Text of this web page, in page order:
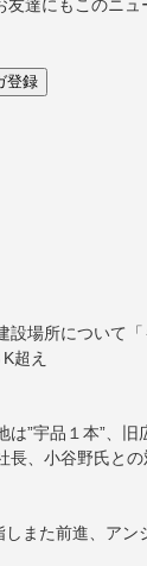
友達にもこのニュ
設場所について
超え
”宇品１本”、
長、小谷野氏との
また前進、アン